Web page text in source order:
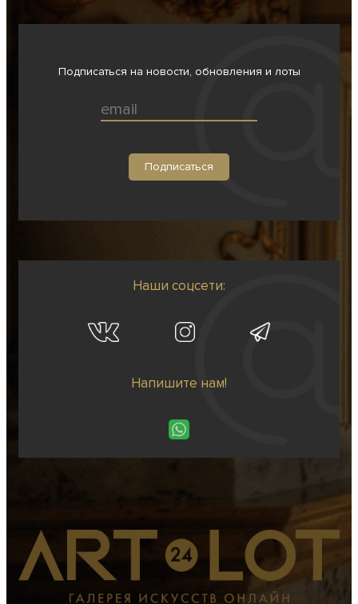
Подписаться на новости, обновления и лоты
Наши соцсети:
Напишите нам!